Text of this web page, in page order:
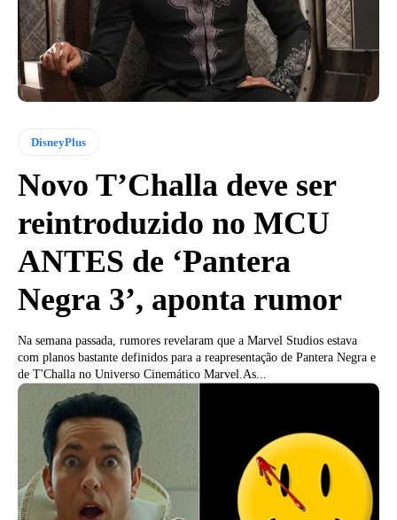
DisneyPlus
Novo T’Challa deve ser
reintroduzido no MCU
ANTES de ‘Pantera
Negra 3’, aponta rumor
Na semana passada, rumores revelaram que a Marvel Studios estava
com planos bastante definidos para a reapresentação de Pantera Negra e
de T'Challa no Universo Cinemático Marvel.As...